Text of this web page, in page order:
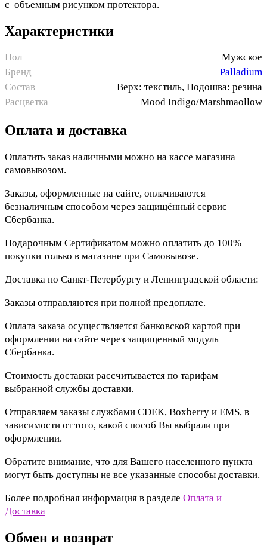
с объемным рисунком протектора.
Характеристики
Пол
Мужское
Бренд
Palladium
Состав
Верх: текстиль, Подошва: резина
Расцветка
Mood Indigo/Marshmaollow
Оплата и доставка
Оплатить заказ наличными можно на кассе магазина
самовывозом.
Заказы, оформленные на сайте, оплачиваются
безналичным способом через защищённый сервис
Сбербанка.
Подарочным Сертификатом можно оплатить до 100%
покупки только в магазине при Самовывозе.
Доставка по Санкт-Петербургу и Ленинградской области:
Заказы отправляются при полной предоплате.
Оплата заказа осуществляется банковской картой при
оформлении на сайте через защищенный модуль
Сбербанка.
Стоимость доставки рассчитывается по тарифам
выбранной службы доставки.
Отправляем заказы службами CDEK, Boxberry и EMS, в
зависимости от того, какой способ Вы выбрали при
оформлении.
Обратите внимание, что для Вашего населенного пункта
могут быть доступны не все указанные способы доставки.
Более подробная информация в разделе Оплата и
Доставка
Обмен и возврат